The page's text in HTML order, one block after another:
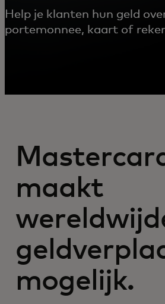
Help je klanten hun geld
portemonnee, kaart of
maakt
mogelijk.